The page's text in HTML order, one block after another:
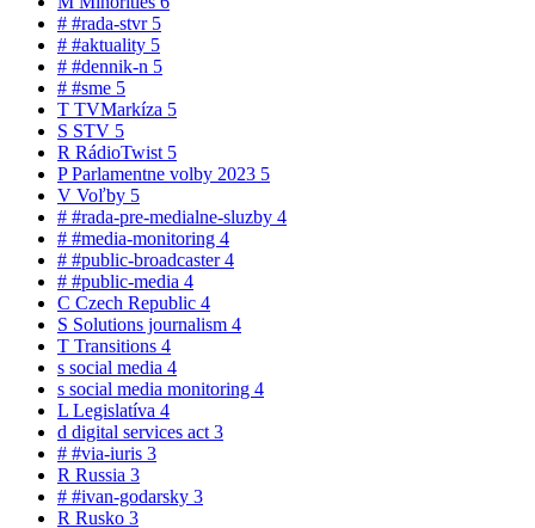
# #rada-stvr 5
# #aktuality 5
# #dennik-n 5
# #sme 5
T TVMarkíza 5
S STV 5
R RádioTwist 5
PParlamentne volby 2023 5
V Voľby 5
# #rada-pre-medialne-sluzby 4
# #media-monitoring 4
# #public-broadcaster4
# #public-media 4
C Czech Republic 4
S Solutions journalism 4
T Transitions 4
s social media 4
s social media monitoring 4
L Legislatíva 4
d digital services act 3
# #via-iuris 3
R Russia 3
# #ivan-godarsky 3
R Rusko 3